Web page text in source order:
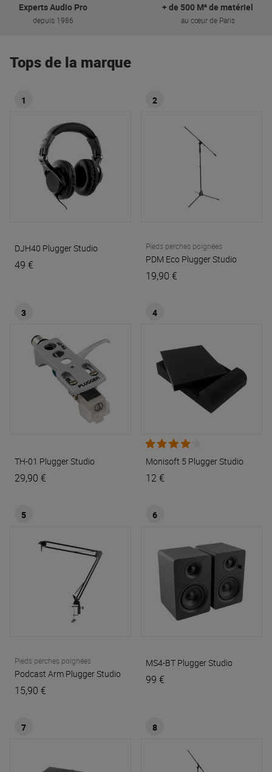
Experts Audio Pro
depuis 1986
+ de 500 M² de matériel
au cœur de Paris
Tops de la marque
1
DJH40 Plugger Studio
49 €
2
Pieds perches poignées
PDM Eco Plugger Studio
19,90 €
3
TH-01 Plugger Studio
29,90 €
4
Monisoft 5 Plugger Studio
12 €
5
Pieds perches poignées
Podcast Arm Plugger Studio
15,90 €
6
MS4-BT Plugger Studio
99 €
7 8